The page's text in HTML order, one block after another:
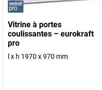
Vitrine à portes
coulissantes – eurokraft
pro
l x h 1970 x 970 mm